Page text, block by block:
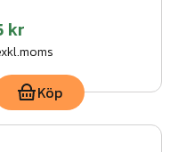
kr
Köp